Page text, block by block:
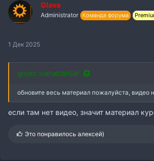
Glava
Administrator Команда форума
1 Дек 2025
gojec написал(а):
обновите весь материал пожалуйста, видео
если там нет видео, значит материал
С
Это понравилосьалексей)